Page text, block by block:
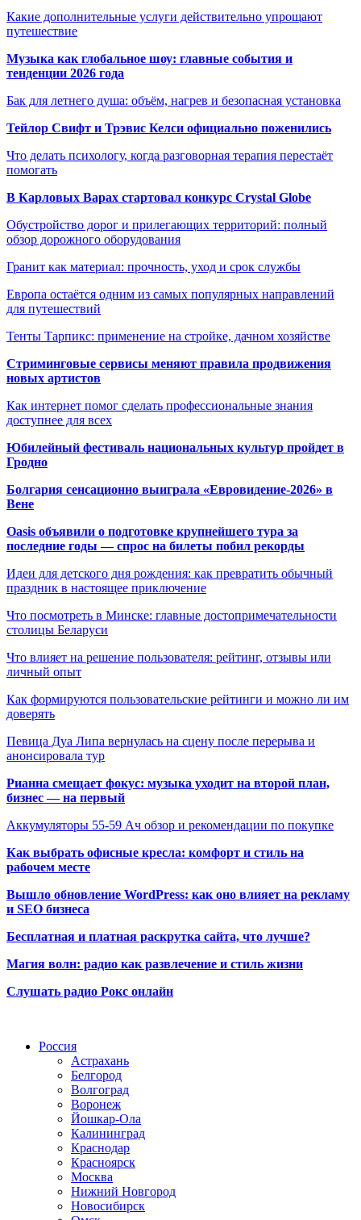
Какие дополнительные услуги действительно упрощают
путешествие
Музыка как глобальное шоу: главные события и
тенденции 2026 года
Бак для летнего душа: объём, нагрев и безопасная установка
Тейлор Свифт и Трэвис Келси официально поженились
Что делать психологу, когда разговорная терапия перестаёт
помогать
В Карловых Варах стартовал конкурс Crystal Globe
Обустройство дорог и прилегающих территорий: полный
обзор дорожного оборудования
Гранит как материал: прочность, уход и срок службы
Европа остаётся одним из самых популярных направлений
для путешествий
Тенты Тарпикс: применение на стройке, дачном хозяйстве
Стриминговые сервисы меняют правила продвижения
новых артистов
Как интернет помог сделать профессиональные знания
доступнее для всех
Юбилейный фестиваль национальных культур пройдет в
Гродно
Болгария сенсационно выиграла «Евровидение-2026» в
Вене
Oasis объявили о подготовке крупнейшего тура за
последние годы — спрос на билеты побил рекорды
Идеи для детского дня рождения: как превратить обычный
праздник в настоящее приключение
Что посмотреть в Минске: главные достопримечательности
столицы Беларуси
Что влияет на решение пользователя: рейтинг, отзывы или
личный опыт
Как формируются пользовательские рейтинги и можно ли им
доверять
Певица Дуа Липа вернулась на сцену после перерыва и
анонсировала тур
Рианна смещает фокус: музыка уходит на второй план,
бизнес — на первый
Аккумуляторы 55-59 Ач обзор и рекомендации по покупке
Как выбрать офисные кресла: комфорт и стиль на
рабочем месте
Вышло обновление WordPress: как оно влияет на рекламу
и SEO бизнеса
Бесплатная и платная раскрутка сайта, что лучше?
Магия волн: радио как развлечение и стиль жизни
Слушать радио Рокс онлайн
Россия
Астрахань
Белгород
Волгоград
Воронеж
Йошкар-Ола
Калининград
Краснодар
Красноярск
Москва
Нижний Новгород
Новосибирск